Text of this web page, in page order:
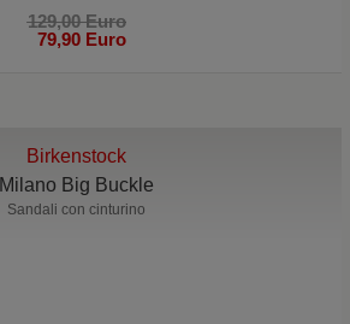
129,00 Euro
79,90 Euro
Birkenstock
Milano Big Buckle
Sandali con cinturino